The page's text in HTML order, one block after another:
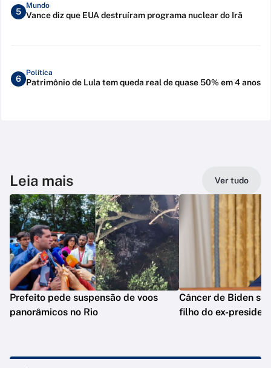
5
Mundo
Vance diz que EUA destruíram programa nuclear do Irã
6
Política
Patrimônio de Lula tem queda real de quase 50% em 4 anos
Leia mais Ver tudo
Prefeito pede suspensão de voos
panorâmicos no Rio
Câncer de Biden se
filho do ex-